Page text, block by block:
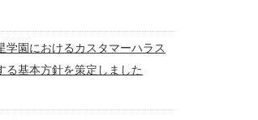
学園におけるカスタマーハラス
る基本方針を策定しました